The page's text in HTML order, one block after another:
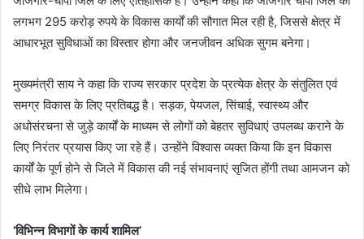
लगभग 295 करोड़ रुपये के विकास कार्यों की सौगात मिल रही है, जिससे क्षेत्र में
आधारभूत सुविधाओं का विस्तार होगा और जनजीवन अधिक सुगम बनेगा।
मुख्यमंत्री साय ने कहा कि राज्य सरकार प्रदेश के प्रत्येक क्षेत्र के संतुलित एवं
समग्र विकास के लिए प्रतिबद्ध है। सड़क, पेयजल, सिंचाई, स्वास्थ्य और
अधोसंरचना से जुड़े कार्यों के माध्यम से लोगों को बेहतर सुविधाएं उपलब्ध कराने के
लिए निरंतर प्रयास किए जा रहे हैं। उन्होंने विश्वास व्यक्त किया कि इन विकास
कार्यों के पूर्ण होने से जिले में विकास की नई संभावनाएं सृजित होंगी तथा आमजन को
सीधे लाभ मिलेगा।
’विभिन्न विभागों के कार्य शामिल’